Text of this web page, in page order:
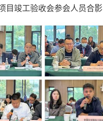
竣工验收会参会人员合影